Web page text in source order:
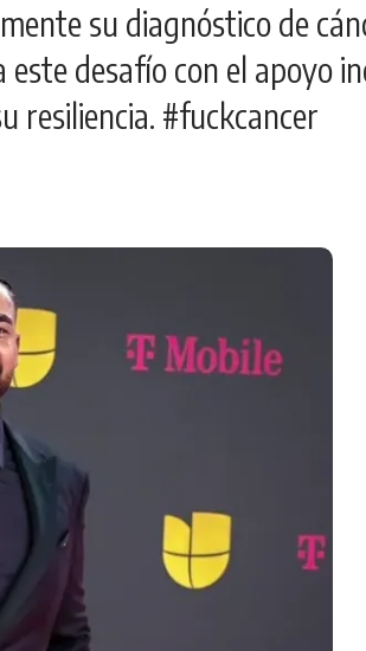
su diagnóstico de
desafío con el apoyo
resiliencia. #fuckcancer